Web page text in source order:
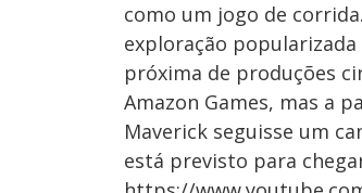
como um jogo de
exploração
próxima de produções
Amazon Games, mas a
Maverick seguisse um
está previsto para